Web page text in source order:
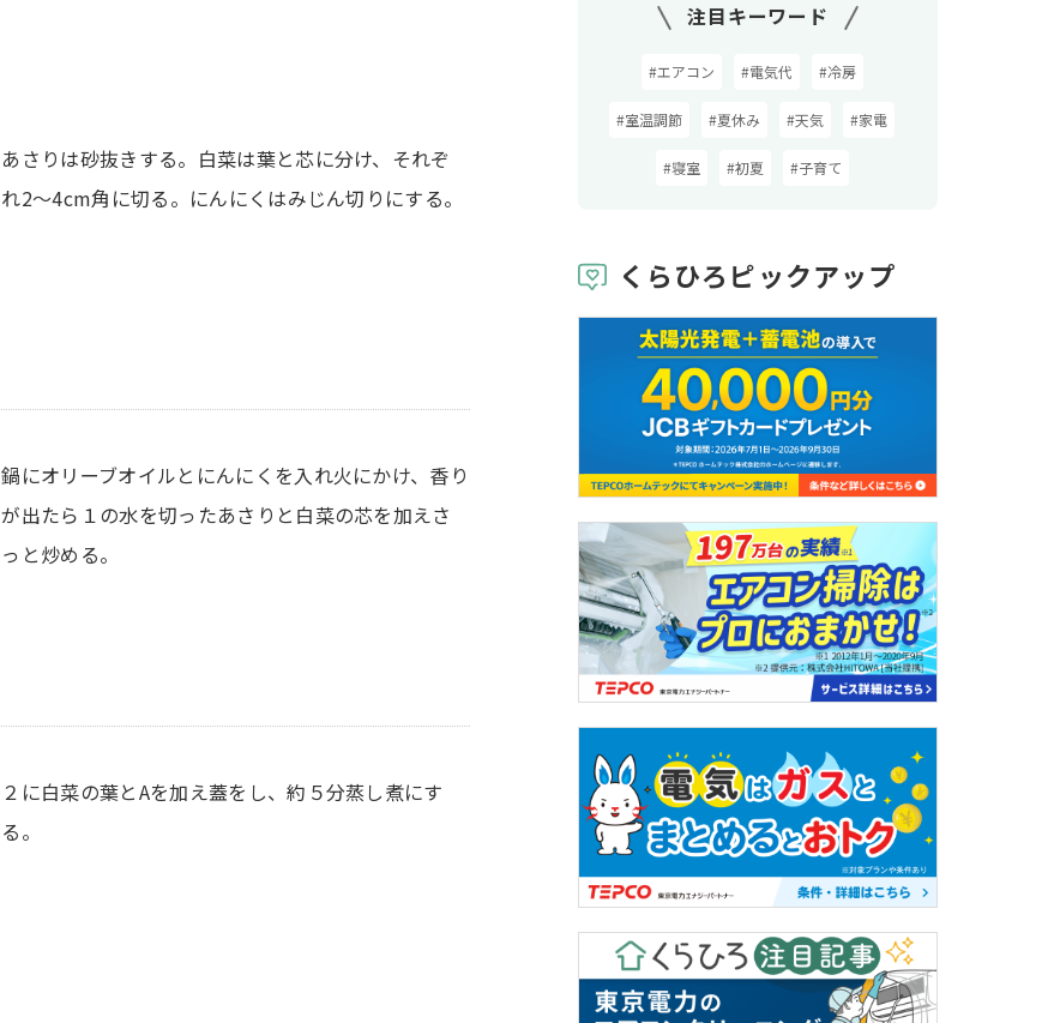
あさりは砂抜きする。白菜は葉と芯に分け、それぞ
れ2〜4cm角に切る。にんにくはみじん切りにする。
鍋にオリーブオイルとにんにくを入れ火にかけ、香り
が出たら１の水を切ったあさりと白菜の芯を加えさ
っと炒める。
２に白菜の葉とAを加え蓋をし、約５分蒸し煮にす
る。
注目キーワード
#エアコン #電気代 #冷房
#室温調節 #夏休み #天気 #家電
#寝室 #初夏 #子育て
くらひろピックアップ